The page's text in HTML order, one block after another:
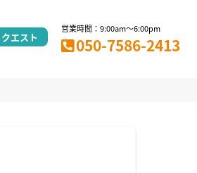
エスト
営業時間：9:00am～6:00pm
050-7586-2413